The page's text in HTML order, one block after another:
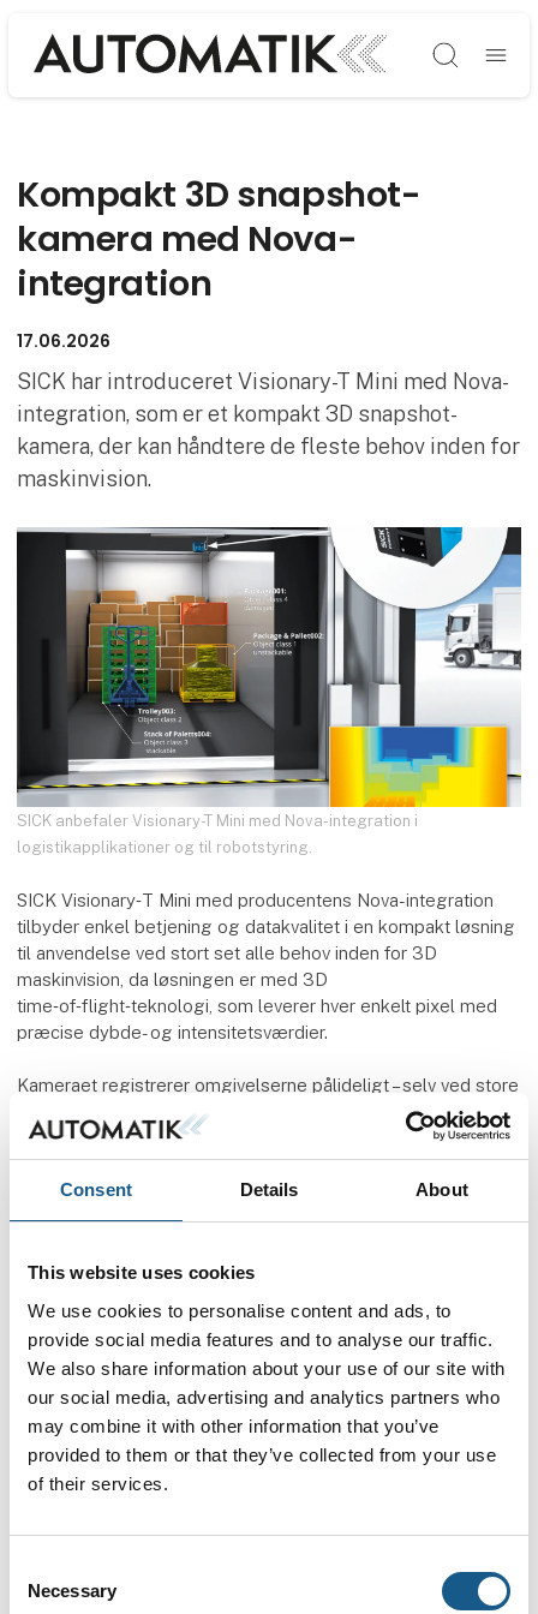
Consent Details About
This website uses cookies
We use cookies to personalise content and ads, to
provide social media features and to analyse our traffic.
We also share information about your use of our site with
our social media, advertising and analytics partners who
may combine it with other information that you’ve
provided to them or that they’ve collected from your use
of their services.
Selection
Necessary
Søg
Kompakt 3D snapshot-
kamera med Nova-
integration
17.06.2026
SICK har introduceret Visionary-T Mini med Nova-
integration, som er et kompakt 3D snapshot-
kamera, der kan håndtere de fleste behov inden for
maskinvision.
SICK anbefaler Visionary-T Mini med Nova-integration i
logistikapplikationer og til robotstyring.
SICK Visionary‑T Mini med producentens Nova-integration
tilbyder enkel betjening og datakvalitet i en kompakt løsning
til anvendelse ved stort set alle behov inden for 3D
maskinvision, da løsningen er med 3D
time‑of‑flight‑teknologi, som leverer hver enkelt pixel med
præcise dybde- og intensitetsværdier.
Kameraet registrerer omgivelserne pålideligt – selv ved store
kontraster mellem lys og mørke og over lange afstande – og
den korte billedoptagelsestid muliggør sikker registrering af
selv objekter i bevægelse, fremhæver SICK Danmark, og
understreger, at Visionary‑T Mini er både prisvenlig og med
en kompakt sensor i et robust design, der er udviklet til
stationære applikationer med et synsfelt på op til 18 gange
Kombinationen af 2D‑billeddata og 3D‑punktdata giver
pålidelige målinger til præcis bestemmelse af pakkers og
andre objekters størrelse – alt sammen med én enkelt
sensor, fremhæver SICK A/S, og peger på anvendelse i
logistikapplikationer og robotstyring, hvor det kompakte
design vil bidrage til øget omkostningseffektivitet, anføres
app‑baserede værktøjsløsninger. Hvis der er behov for flere